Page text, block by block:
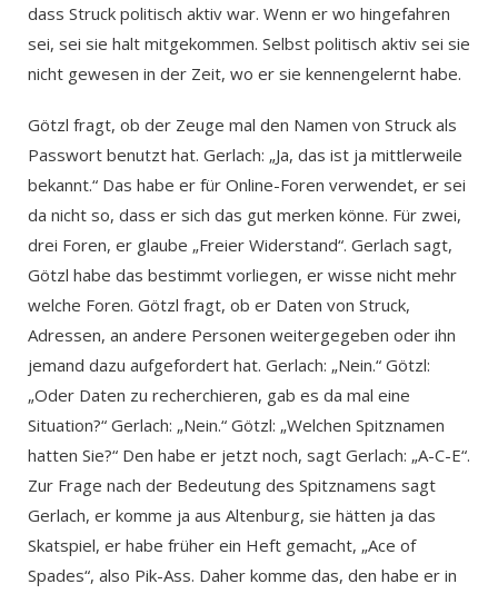
dass Struck politisch aktiv war. Wenn er wo hingefahren
sei, sei sie halt mitgekommen. Selbst politisch aktiv sei sie
nicht gewesen in der Zeit, wo er sie kennengelernt habe.
Götzl fragt, ob der Zeuge mal den Namen von Struck als
Passwort benutzt hat. Gerlach: „Ja, das ist ja mittlerweile
bekannt.“ Das habe er für Online-Foren verwendet, er sei
da nicht so, dass er sich das gut merken könne. Für zwei,
drei Foren, er glaube „Freier Widerstand“. Gerlach sagt,
Götzl habe das bestimmt vorliegen, er wisse nicht mehr
welche Foren. Götzl fragt, ob er Daten von Struck,
Adressen, an andere Personen weitergegeben oder ihn
jemand dazu aufgefordert hat. Gerlach: „Nein.“ Götzl:
„Oder Daten zu recherchieren, gab es da mal eine
Situation?“ Gerlach: „Nein.“ Götzl: „Welchen Spitznamen
hatten Sie?“ Den habe er jetzt noch, sagt Gerlach: „A-C-E“.
Zur Frage nach der Bedeutung des Spitznamens sagt
Gerlach, er komme ja aus Altenburg, sie hätten ja das
Skatspiel, er habe früher ein Heft gemacht, „Ace of
Spades“, also Pik-Ass. Daher komme das, den habe er in